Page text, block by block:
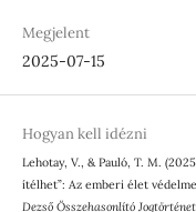
Megjelent
2025-07-15
Hogyan kell idézni
Lehotay, V., & Pauló, T. M.
ítélhet”: Az emberi élet
Dezső Összehasonlító